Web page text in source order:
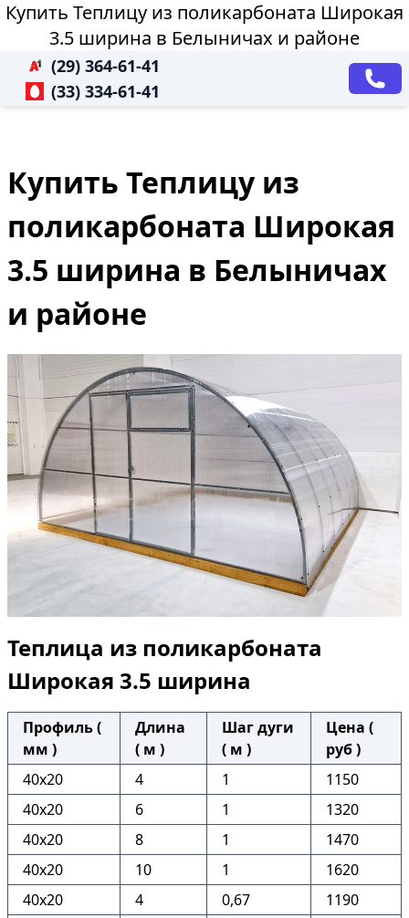
Купить Теплицу из поликарбоната Широкая
3.5 ширина в Белыничах и районе
(29) 364-61-41
(33) 334-61-41
Купить Теплицу из
поликарбоната Широкая
3.5 ширина в Белыничах
и районе
Теплица из поликарбоната
Широкая 3.5 ширина
Профиль (
мм )
Длина
( м )
Шаг дуги
( м )
Цена (
руб )
40х20
4 1
1150
40х20
6 1
1320
40х20
8 1
1470
40х20
10 1
1620
40х20
4 0,67
1190